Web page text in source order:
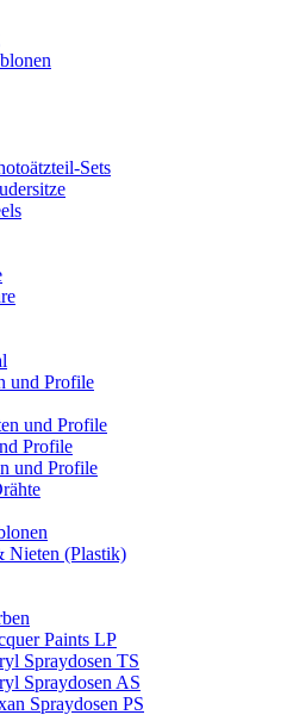
Sets
und Profile
und Profile
Profile
und Profile
Nieten (Plastik)
Paints LP
Spraydosen TS
Spraydosen AS
Spraydosen PS